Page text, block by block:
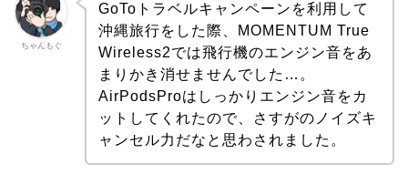
ちゃんもぐ
GoToトラベルキャンペーンを利用して
沖縄旅行をした際、MOMENTUM True
Wireless2では飛行機のエンジン音をあ
まりかき消せませんでした…。
AirPodsProはしっかりエンジン音をカ
ットしてくれたので、さすがのノイズキ
ャンセル力だなと思わされました。